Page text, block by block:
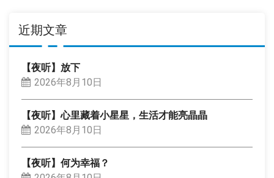
近期文章
【夜听】放下
2026年8月10日
【夜听】心里藏着小星星，生活才能亮晶晶
2026年8月10日
【夜听】何为幸福？